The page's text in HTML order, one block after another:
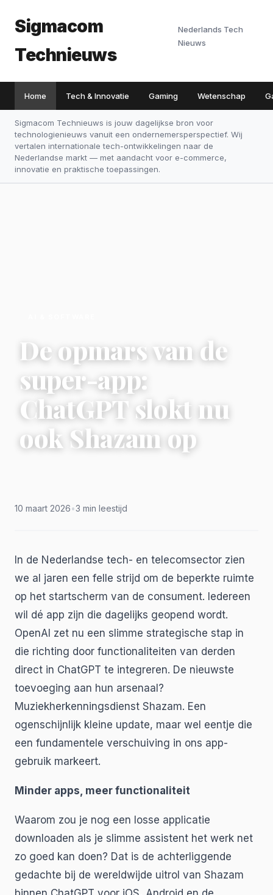
Sigmacom
Technieuws
Nederlands Tech
Nieuws
Home Tech & Innovatie Gaming Wetenschap
Sigmacom Technieuws is jouw dagelijkse bron voor
technologienieuws vanuit een ondernemersperspectief. Wij
vertalen internationale tech-ontwikkelingen naar de
Nederlandse markt — met aandacht voor e-commerce,
innovatie en praktische toepassingen.
De opmars van de
super-app:
ChatGPT slokt nu
ook Shazam op
10 maart 2026•3 min leestijd
In de Nederlandse tech- en telecomsector zien
we al jaren een felle strijd om de beperkte ruimte
op het startscherm van de consument. Iedereen
wil dé app zijn die dagelijks geopend wordt.
OpenAI zet nu een slimme strategische stap in
die richting door functionaliteiten van derden
direct in ChatGPT te integreren. De nieuwste
toevoeging aan hun arsenaal?
Muziekherkenningsdienst Shazam. Een
ogenschijnlijk kleine update, maar wel eentje die
een fundamentele verschuiving in ons app-
gebruik markeert.
Minder apps, meer functionaliteit
Waarom zou je nog een losse applicatie
downloaden als je slimme assistent het werk net
zo goed kan doen? Dat is de achterliggende
gedachte bij de wereldwijde uitrol van Shazam